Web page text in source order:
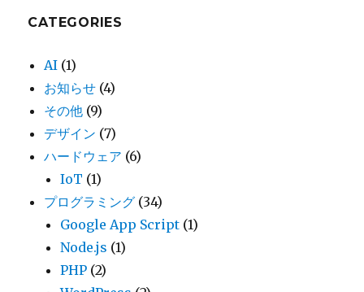
CATEGORIES
AI (1)
お知らせ (4)
その他 (9)
デザイン (7)
ハードウェア (6)
IoT (1)
プログラミング (34)
Google App Script (1)
Node.js (1)
PHP (2)